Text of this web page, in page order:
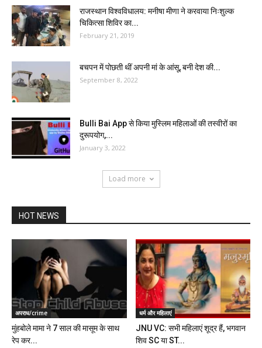
राजस्थान विश्वविधालय: मनीषा मीणा ने करवाया निःशुल्क
चिकित्सा शिविर का...
February 21, 2019
बचपन में पोछती थीं अपनी मां के आंसू, बनी देश की...
September 8, 2022
Bulli Bai App से किया मुस्लिम महिलाओं की तस्वीरों का
दुरूपयोग,...
January 3, 2022
Load more
HOT NEWS
अपराध/crime
मुंहबोले मामा ने 7 साल की मासूम के साथ
रेप कर...
धर्म और महिलाएं
JNU VC: सभी महिलाएं शूद्र हैं, भगवान
शिव SC या ST...